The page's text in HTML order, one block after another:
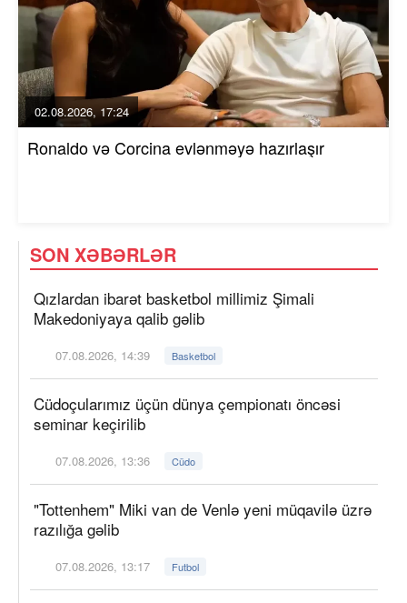
02.08.2026, 17:24
Ronaldo və Corcina evlənməyə hazırlaşır
SON XƏBƏRLƏR
Qızlardan ibarət basketbol millimiz Şimali
Makedoniyaya qalib gəlib
07.08.2026, 14:39 Basketbol
Cüdoçularımız üçün dünya çempionatı öncəsi
seminar keçirilib
07.08.2026, 13:36 Cüdo
"Tottenhem" Miki van de Venlə yeni müqavilə üzrə
razılığa gəlib
07.08.2026, 13:17 Futbol